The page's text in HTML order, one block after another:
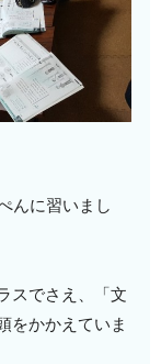
んに習いまし
スでさえ、「文
をかかえていま